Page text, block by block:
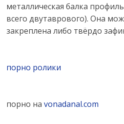
металлическая балка
всего двутаврового). Она
закреплена либо твёрдо
порно ролики
порно наvonadanal.com